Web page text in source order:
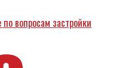
вопросам застройки